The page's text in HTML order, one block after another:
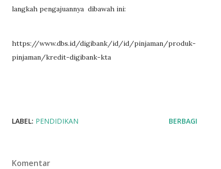
langkah pengajuannya dibawah ini:
https://www.dbs.id/digibank/id/id/pinjaman/produk-
pinjaman/kredit-digibank-kta
LABEL: PENDIDIKAN BERBAGI
Komentar